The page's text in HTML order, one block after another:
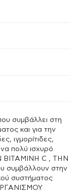
συμβάλλει στη
και για την
ιγμορίτιδες,
πολύ ισχυρό
C , THN
συμβάλλουν στην
συστήματος